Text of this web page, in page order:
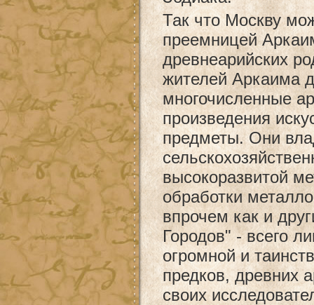
Так что Москву
преемницей
древнеарийских
жителей Аркаима
многочисленные
произведения
предметы. Они
высокоразвитой
обработки
впрочем как и
Городов" - всего
огромной и
предков, древних
своих